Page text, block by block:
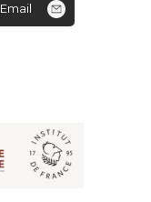
Email